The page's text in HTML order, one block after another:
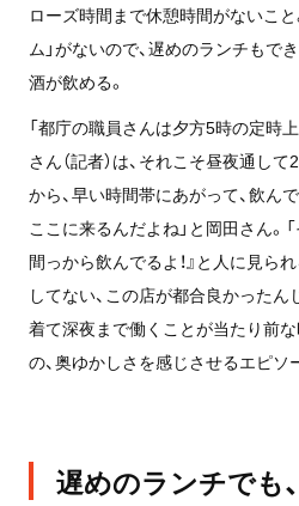
ローズ時間まで休憩時間がないこと
ム」がないので、遅めのランチもで
酒が飲める。
「都庁の職員さんは夕方5時の定時
さん（記者）は、それこそ昼夜通し
から、早い時間帯にあがって、飲ん
ここに来るんだよね」と岡田さん。
間っから飲んでるよ！』と人に見ら
してない、この店が都合良かったん
着て深夜まで働くことが当たり前
の、奥ゆかしさを感じさせるエピソ
遅めのランチでも